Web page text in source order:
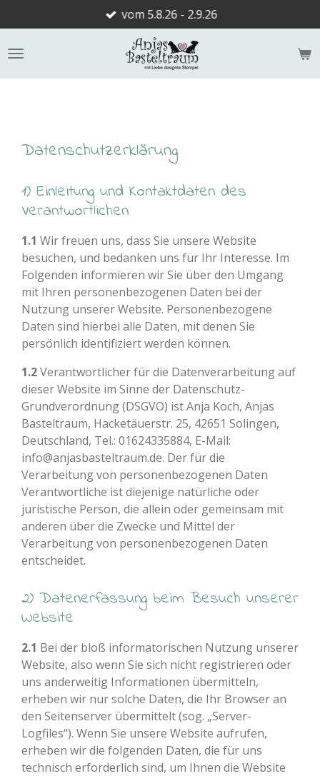
Hauptinhalt
springen
vom 5.8.26 - 2.9.26
Datenschutzerklärung
1) Einleitung und Kontaktdaten des
Verantwortlichen
1.1 Wir freuen uns, dass Sie unsere Website
besuchen, und bedanken uns für Ihr Interesse. Im
Folgenden informieren wir Sie über den Umgang
mit Ihren personenbezogenen Daten bei der
Nutzung unserer Website. Personenbezogene
Daten sind hierbei alle Daten, mit denen Sie
persönlich identifiziert werden können.
1.2Verantwortlicher für die Datenverarbeitung auf
dieser Website im Sinne der Datenschutz-
Grundverordnung (DSGVO) ist Anja Koch, Anjas
Basteltraum, Hacketäuerstr. 25, 42651 Solingen,
Deutschland, Tel.: 01624335884, E-Mail:
info@anjasbasteltraum.de. Der für die
Verarbeitung von personenbezogenen Daten
Verantwortliche ist diejenige natürliche oder
juristische Person, die allein oder gemeinsam mit
anderen über die Zwecke und Mittel der
Verarbeitung von personenbezogenen Daten
entscheidet.
2) Datenerfassung beim Besuch unserer
Website
2.1 Bei der bloß informatorischen Nutzung unserer
Website, also wenn Sie sich nicht registrieren oder
uns anderweitig Informationen übermitteln,
erheben wir nur solche Daten, die Ihr Browser an
den Seitenserver übermittelt (sog. „Server-
Logfiles“). Wenn Sie unsere Website aufrufen,
erheben wir die folgenden Daten, die für uns
technisch erforderlich sind, um Ihnen die Website